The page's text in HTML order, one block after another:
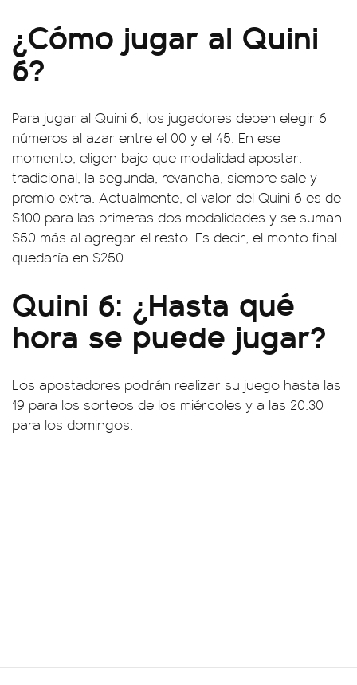
¿Cómo jugar al Quini
6?
Para jugar al Quini 6, los jugadores deben elegir 6
números al azar entre el 00 y el 45. En ese
momento, eligen bajo que modalidad apostar:
tradicional, la segunda, revancha, siempre sale y
premio extra. Actualmente, el valor del Quini 6 es de
$100 para las primeras dos modalidades y se suman
$50 más al agregar el resto. Es decir, el monto final
quedaría en $250.
Quini 6: ¿Hasta qué
hora se puede jugar?
Los apostadores podrán realizar su juego hasta las
19 para los sorteos de los miércoles y a las 20.30
para los domingos.